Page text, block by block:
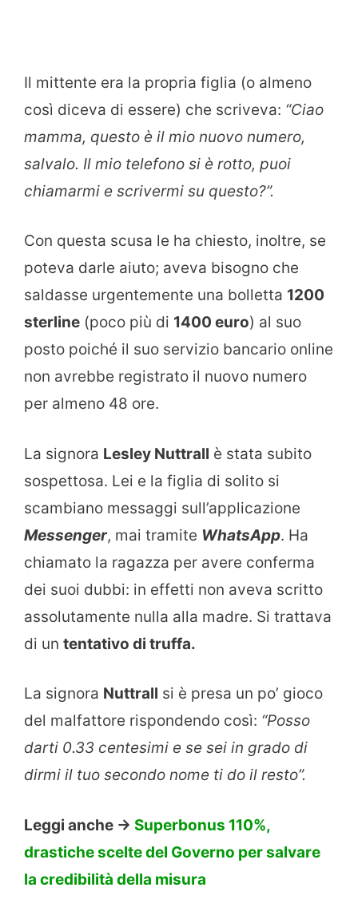
Il mittente era la propria figlia (o almeno
così diceva di essere) che scriveva: “Ciao
mamma, questo è il mio nuovo numero,
salvalo. Il mio telefono si è rotto, puoi
chiamarmi e scrivermi su questo?”.
Con questa scusa le ha chiesto, inoltre, se
poteva darle aiuto; aveva bisogno che
saldasse urgentemente una bolletta 1200
sterline (poco più di 1400 euro) al suo
posto poiché il suo servizio bancario online
non avrebbe registrato il nuovo numero
per almeno 48 ore.
La signora Lesley Nuttrall è stata subito
sospettosa. Lei e la figlia di solito si
scambiano messaggi sull’applicazione
Messenger, mai tramite WhatsApp. Ha
chiamato la ragazza per avere conferma
dei suoi dubbi: in effetti non aveva scritto
assolutamente nulla alla madre. Si trattava
di un tentativo di truffa.
La signora Nuttrall si è presa un po’ gioco
del malfattore rispondendo così: “Posso
darti 0.33 centesimi e se sei in grado di
dirmi il tuo secondo nome ti do il resto”.
Leggi anche -> Superbonus 110%,
drastiche scelte del Governo per salvare
la credibilità della misura